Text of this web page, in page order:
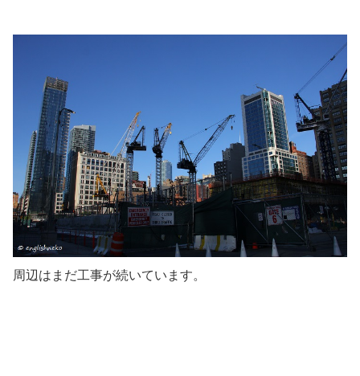
周辺はまだ工事が続いています。